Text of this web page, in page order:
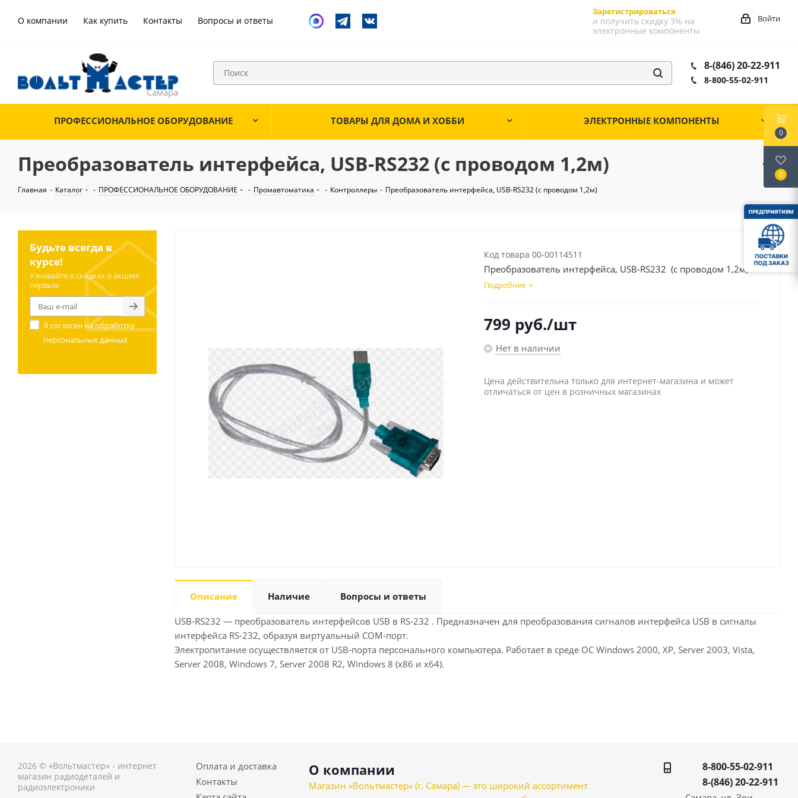
О компании Как купить Контакты Вопросы и ответы
Зарегистрироваться
и получить скидку 3% на
электронные компоненты
Войти
8-(846) 20-22-911
8-800-55-02-911
ПРОФЕССИОНАЛЬНОЕ ОБОРУДОВАНИЕ ТОВАРЫ ДЛЯ ДОМА И ХОББИ ЭЛЕКТРОННЫЕ КОМПОНЕНТЫ
Преобразователь интерфейса, USB-RS232 (с проводом 1,2м)
Главная - Каталог - ПРОФЕССИОНАЛЬНОЕ ОБОРУДОВАНИЕ - Промавтоматика - Контроллеры - Преобразователь интерфейса, USB-RS232 (с проводом 1,2м)
Код товара 00-00114511
Преобразователь интерфейса, USB-RS232 (с проводом 1,2м)
Подробнее
799 руб./шт
Нет в наличии
Цена действительна только для интернет-магазина и может
отличаться от цен в розничных магазинах
Описание Наличие Вопросы и ответы
USB-RS232 — преобразователь интерфейсов USB в RS-232 . Предназначен для преобразования сигналов интерфейса USB в сигналы
интерфейса RS-232, образуя виртуальный COM-порт.
Электропитание осуществляется от USB-порта персонального компьютера. Работает в среде ОС Windows 2000, XP, Server 2003, Vista,
Server 2008, Windows 7, Server 2008 R2, Windows 8 (x86 и x64).
Будьте всегда в
курсе!
Узнавайте о скидках и акциях
первым
Я согласен наобработку
персональных данных
2026 © «Вольтмастер» - интернет
магазин радиодеталей и
радиоэлектроники
Оплата и доставка
Контакты
О компании
Магазин «Вольтмастер» (г. Самара) — это широкий ассортимент
8-800-55-02-911
8-(846) 20-22-911
0
0